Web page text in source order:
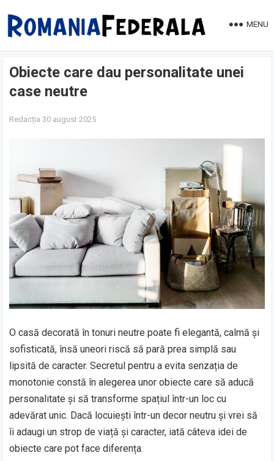
MENU
Obiecte care dau personalitate unei
case neutre
Redacția 30 august 2025
O casă decorată în tonuri neutre poate fi elegantă, calmă și
sofisticată, însă uneori riscă să pară prea simplă sau
lipsită de caracter. Secretul pentru a evita senzația de
monotonie constă în alegerea unor obiecte care să aducă
personalitate și să transforme spațiul într-un loc cu
adevărat unic. Dacă locuiești într-un decor neutru și vrei să
îi adaugi un strop de viață și caracter, iată câteva idei de
obiecte care pot face diferența.